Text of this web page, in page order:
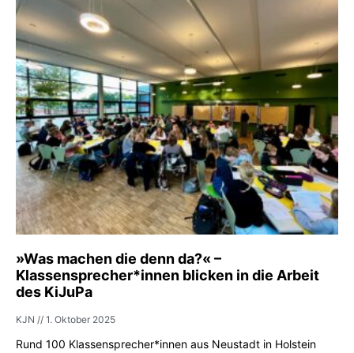
»Was machen die denn da?« –
Klassensprecher*innen blicken in die Arbeit
des KiJuPa
KJN 1. Oktober 2025
Rund 100 Klassensprecher*innen aus Neustadt in Holstein